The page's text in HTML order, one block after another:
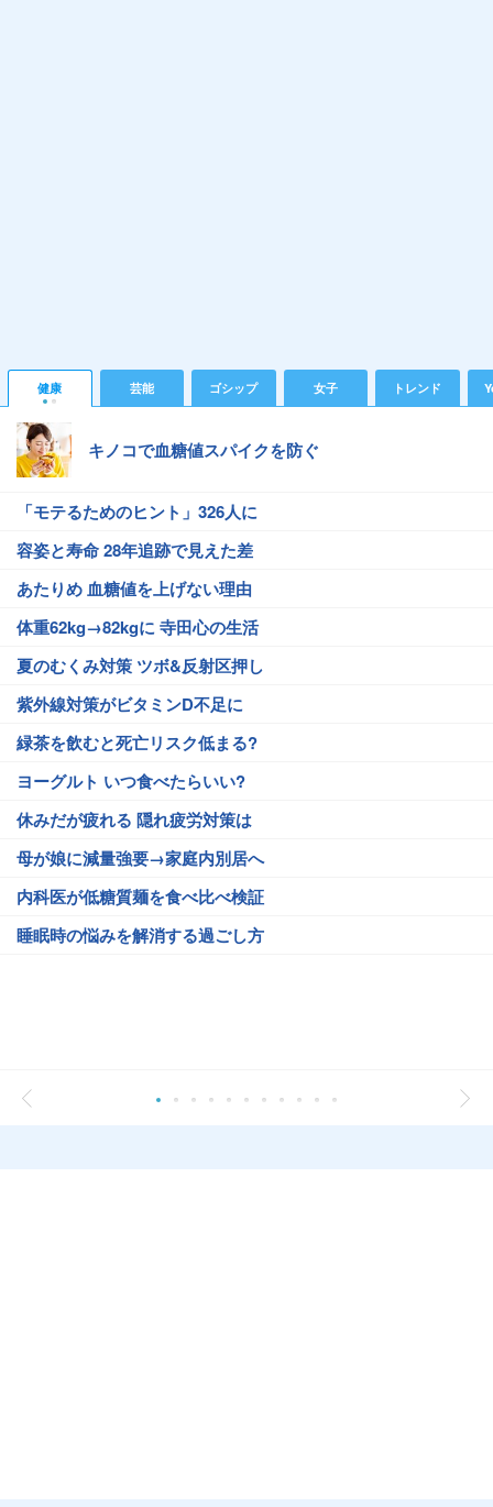
健康 芸能 ゴシップ 女子 トレンド
キノコで血糖値スパイクを防ぐ
「モテるためのヒント」326人に
容姿と寿命 28年追跡で見えた差
あたりめ 血糖値を上げない理由
体重62kg→82kgに 寺田心の生活
夏のむくみ対策 ツボ&反射区押し
紫外線対策がビタミンD不足に
緑茶を飲むと死亡リスク低まる?
ヨーグルト いつ食べたらいい?
休みだが疲れる 隠れ疲労対策は
母が娘に減量強要→家庭内別居へ
内科医が低糖質麺を食べ比べ検証
睡眠時の悩みを解消する過ごし方